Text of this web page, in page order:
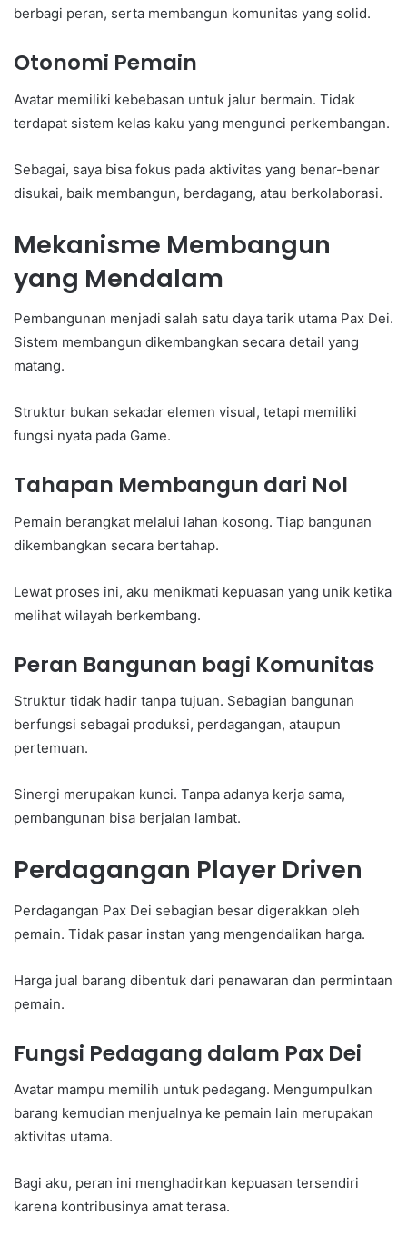
berbagi peran, serta membangun komunitas yang solid.
Otonomi Pemain
Avatar memiliki kebebasan untuk jalur bermain. Tidak
terdapat sistem kelas kaku yang mengunci perkembangan.
Sebagai, saya bisa fokus pada aktivitas yang benar-benar
disukai, baik membangun, berdagang, atau berkolaborasi.
Mekanisme Membangun
yang Mendalam
Pembangunan menjadi salah satu daya tarik utama Pax Dei.
Sistem membangun dikembangkan secara detail yang
matang.
Struktur bukan sekadar elemen visual, tetapi memiliki
fungsi nyata pada Game.
Tahapan Membangun dari Nol
Pemain berangkat melalui lahan kosong. Tiap bangunan
dikembangkan secara bertahap.
Lewat proses ini, aku menikmati kepuasan yang unik ketika
melihat wilayah berkembang.
Peran Bangunan bagi Komunitas
Struktur tidak hadir tanpa tujuan. Sebagian bangunan
berfungsi sebagai produksi, perdagangan, ataupun
pertemuan.
Sinergi merupakan kunci. Tanpa adanya kerja sama,
pembangunan bisa berjalan lambat.
Perdagangan Player Driven
Perdagangan Pax Dei sebagian besar digerakkan oleh
pemain. Tidak pasar instan yang mengendalikan harga.
Harga jual barang dibentuk dari penawaran dan permintaan
pemain.
Fungsi Pedagang dalam Pax Dei
Avatar mampu memilih untuk pedagang. Mengumpulkan
barang kemudian menjualnya ke pemain lain merupakan
aktivitas utama.
Bagi aku, peran ini menghadirkan kepuasan tersendiri
karena kontribusinya amat terasa.